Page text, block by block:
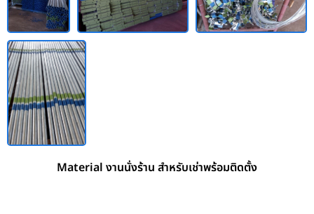
Material งานนั่งร้าน สำหรับเช่าพร้อมติดตั้ง